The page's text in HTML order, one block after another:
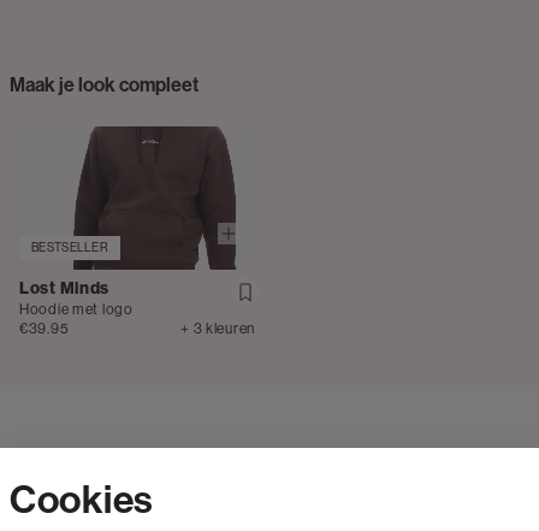
Maak je look compleet
BESTSELLER
Lost Minds
Hoodie met logo
€39.95
+ 3 kleuren
Cookies